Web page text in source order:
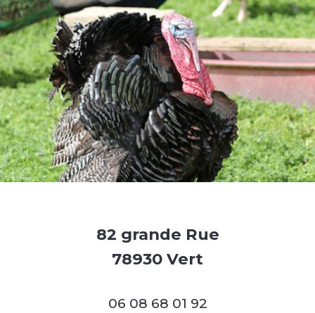
82 grande Rue
78930 Vert
06 08 68 01 92